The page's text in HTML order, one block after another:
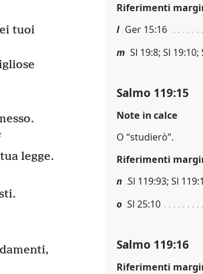
tuoi
legge.
Riferimenti
l Ger 15:16
m Sl 19:8; Sl 19:10;
Salmo 119:15
Note in calce
O “studierò”.
Riferimenti
n Sl 119:93; Sl
o Sl 25:10
Salmo 119:16
Riferimenti